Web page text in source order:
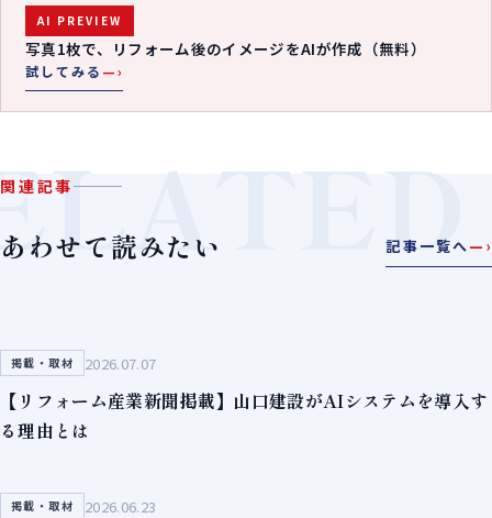
AI PREVIEW
写真1枚で、リフォーム後のイメージをAIが作成（無料）
試してみる —›
関連記事
あわせて読みたい 記事一覧へ—›
掲載・取材 2026.07.07
【リフォーム産業新聞掲載】山口建設がAIシステムを導入す
る理由とは
掲載・取材 2026.06.23